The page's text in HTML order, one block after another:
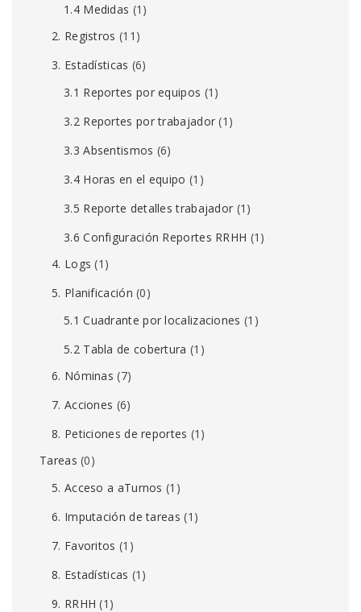
1.4 Medidas (1)
2. Registros (11)
3. Estadísticas (6)
3.1 Reportes por equipos (1)
3.2 Reportes por trabajador (1)
3.3 Absentismos (6)
3.4 Horas en el equipo (1)
3.5 Reporte detalles trabajador (1)
3.6 Configuración Reportes RRHH (1)
4. Logs (1)
5. Planificación (0)
5.1 Cuadrante por localizaciones (1)
5.2 Tabla de cobertura (1)
6. Nóminas (7)
7. Acciones (6)
8. Peticiones de reportes (1)
Tareas (0)
5. Acceso a aTurnos (1)
6. Imputación de tareas (1)
7. Favoritos (1)
8. Estadísticas (1)
9. RRHH (1)